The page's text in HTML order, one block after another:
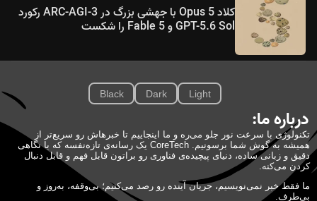
کلاد Opus 5 با جهشی بزرگ در ARC-AGI-3 رکورد
GPT-5.6 Sol و Fable 5 را شکست
Light
Dark
Black
درباره ما:
تکنولوژی با سرعت نور جلو می‌ره و ما اینجاییم تا خبرهاش رو سریع‌تر از
همیشه به گوش شما برسونیم. CoreTech یک رسانه‌ی تازه‌نفسه که با نگاهی
دقیق و زبانی ساده، دنیای پیچیده‌ی فناوری رو براتون قابل فهم و قابل دنبال
کردن می‌کنه.
ما فقط خبر نمی‌نویسیم، جریان آینده رو رصد می‌کنیم؛ بی‌وقفه، به‌روز و
بی‌طرف.